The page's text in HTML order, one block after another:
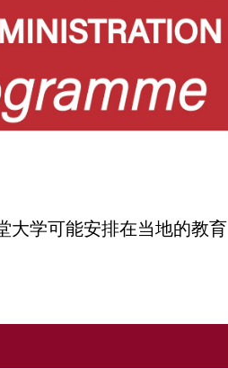
大学可能安排在当地的教育